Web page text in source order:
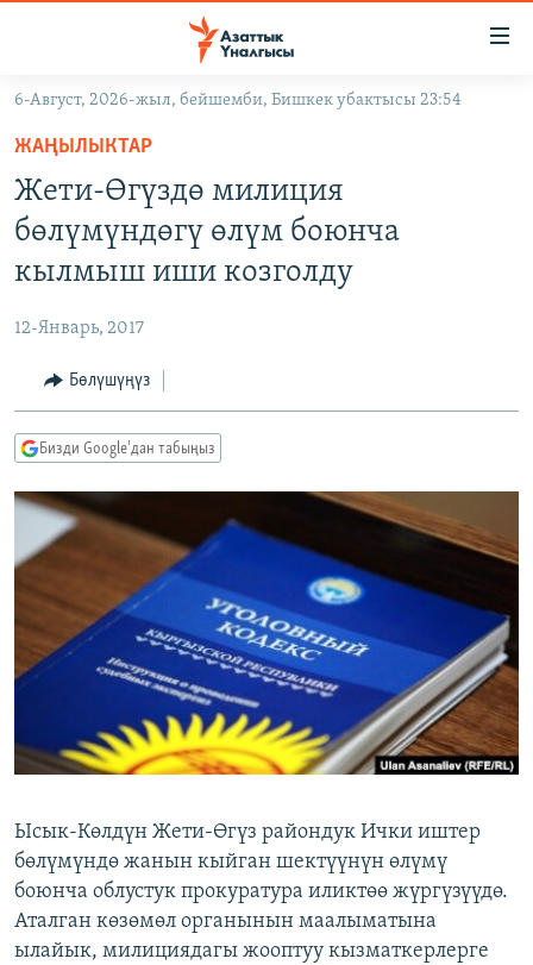
Навигацияга
өтүңүз
Издөөгө
салыңыз
МАДАНИЯТ
ДҮЙНӨ
УКРАИНА
ТВ ПРОГРАММАЛАР
БҮГҮН АЗАТТЫКТА
ДАНИСТЕ
ЭЖЕ-СИҢДИЛЕР
АЗАТТЫК+
ЫҢГАЙСЫЗ СУРООЛОР
ПОДКАСТ
Русский
ОНЛАЙН ШЕРИНЕ
ЭЕ/АРнун бардык сайттары
6-Август, 2026-жыл, бейшемби, Бишкек убактысы 23:54
ЖАҢЫЛЫКТАР
Жети-Өгүздө милиция
бөлүмүндөгү өлүм боюнча
кылмыш иши козголду
12-Январь, 2017
Бөлүшүңүз
Бизди Google'дан табыңыз
Ысык-Көлдүн Жети-Өгүз райондук Ички иштер
бөлүмүндө жанын кыйган шектүүнүн өлүмү
боюнча облустук прокуратура иликтөө жүргүзүүдө.
Аталган көзөмөл органынын маалыматына
ылайык, милициядагы жооптуу кызматкерлерге